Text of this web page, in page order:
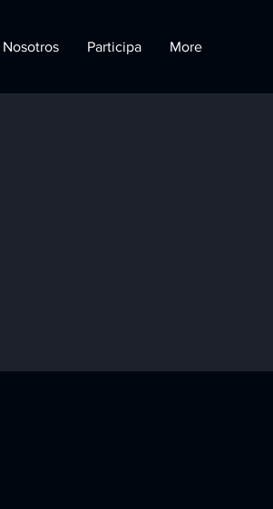
Nosotros Participa More